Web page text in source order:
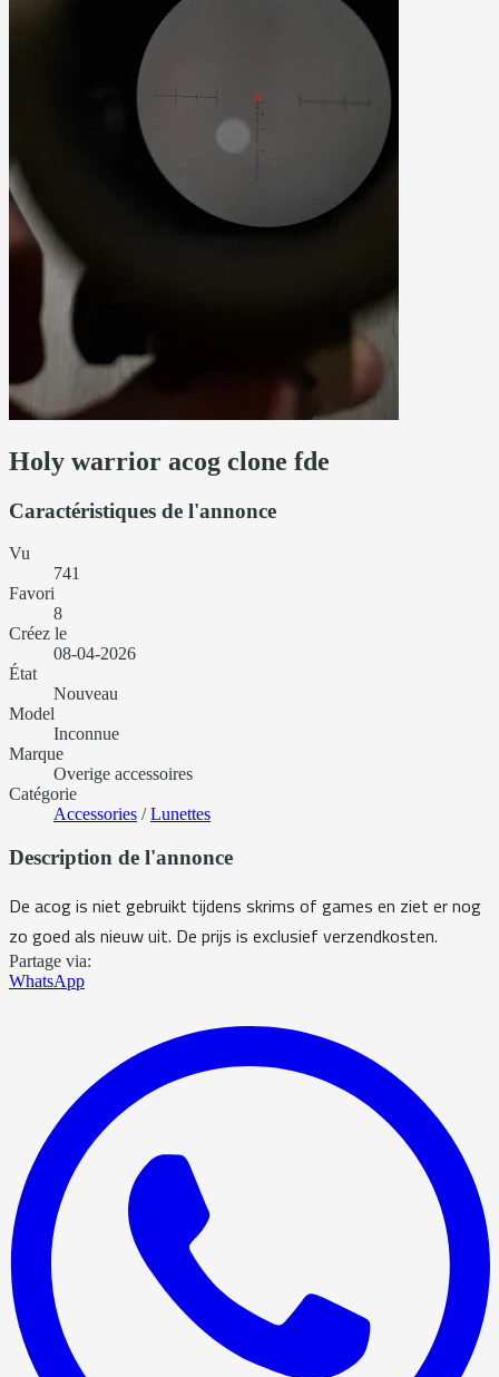
Holy warrior acog clone fde
Caractéristiques de l'annonce
Vu
741
Favori
8
Créez le
08-04-2026
État
Nouveau
Model
Inconnue
Marque
Overige accessoires
Catégorie
Accessories /Lunettes
Description de l'annonce
De acog is niet gebruikt tijdens skrims of games en ziet er nog
zo goed als nieuw uit. De prijs is exclusief verzendkosten.
Partage via:
WhatsApp